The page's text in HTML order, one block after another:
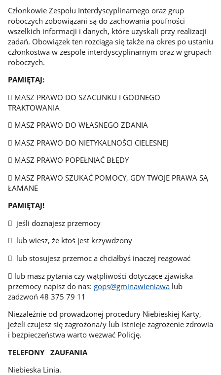
Członkowie Zespołu Interdyscyplinarnego oraz grup
roboczych zobowiązani są do zachowania poufności
wszelkich informacji i danych, które uzyskali przy realizacji
zadań. Obowiązek ten rozciąga się także na okres po ustaniu
członkostwa w zespole interdyscyplinarnym oraz w grupach
roboczych.
PAMIĘTAJ:
 MASZ PRAWO DO SZACUNKU I GODNEGO
TRAKTOWANIA
 MASZ PRAWO DO WŁASNEGO ZDANIA
 MASZ PRAWO DO NIETYKALNOŚCI CIELESNEJ
 MASZ PRAWO POPEŁNIAĆ BŁĘDY
 MASZ PRAWO SZUKAĆ POMOCY, GDY TWOJE PRAWA SĄ
ŁAMANE
PAMIĘTAJ!
 jeśli doznajesz przemocy
 lub wiesz, że ktoś jest krzywdzony
 lub stosujesz przemoc a chciałbyś inaczej reagować
 lub masz pytania czy wątpliwości dotyczące zjawiska
przemocy napisz do nas: gops@gminawieniawalub
zadzwoń 48 375 79 11
Niezależnie od prowadzonej procedury Niebieskiej Karty,
jeżeli czujesz się zagrożona/y lub istnieje zagrożenie zdrowia
i bezpieczeństwa warto wezwać Policję.
TELEFONY ZAUFANIA
Niebieska Linia.